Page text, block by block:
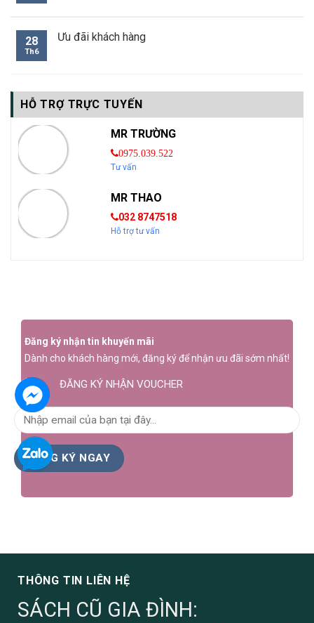
28
Th6
Ưu đãi khách hàng
HỖ TRỢ TRỰC TUYẾN
MR TRƯỜNG
0975.039.522
Tư vấn
MR THAO
032 8747518
Hỗ trợ tư vấn
Đăng ký nhận tin khuyến mãi
Dành cho khách hàng mới, đăng ký để nhận ưu đãi sớm nhất!
ĐĂNG KÝ NHẬN VOUCHER
THÔNG TIN LIÊN HỆ
SÁCH CŨ GIA ĐÌNH: